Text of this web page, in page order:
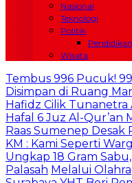
Nasional
Teknologi
Politik
Pendidikan
Wisata
Tembus 996 Pucuk!
Disimpan di Ruang
Hafidz Cilik Tunanetra
Hafal 6 Juz Al-Qur’an
Raas Sumenep
KM : Kami Seperti
Ungkap 18 Gram
Palasah Melalui